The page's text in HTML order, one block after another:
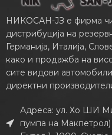
НИКОСАН-ЈЗ е фирма
дистрибуција на
Германија, Италија,
како и продажба на
сите видови
директни
Адреса: ул. Хо ШИ
пумпа на Макпетрол)